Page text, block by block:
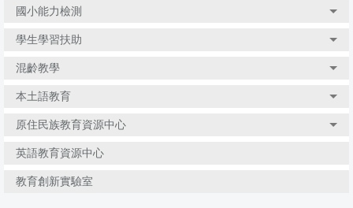
國小能力檢測
學生學習扶助
混齡教學
本土語教育
原住民族教育資源中心
英語教育資源中心
教育創新實驗室